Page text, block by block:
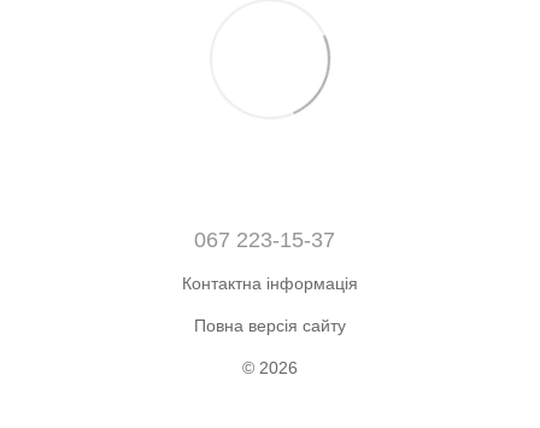
067 223-15-37
Контактна інформація
Повна версія сайту
© 2026